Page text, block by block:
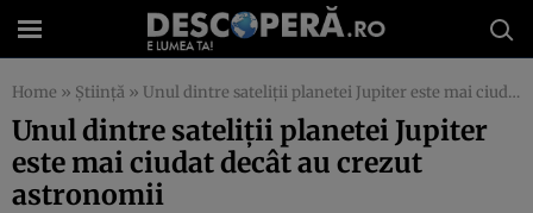
Home » Știință » Unul dintre sateliții planetei Jupiter este mai ciudat decât au crezut astronomii
Unul dintre sateliții planetei Jupiter
este mai ciudat decât au crezut
astronomii